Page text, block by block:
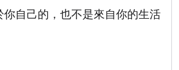
你自己的，也不是來自你的生活